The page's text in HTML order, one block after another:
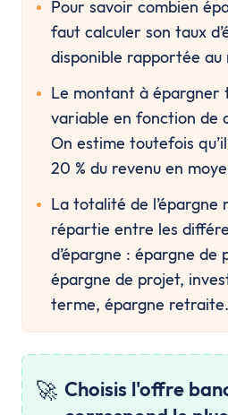
Pour savoir combien
faut calculer son taux
disponible rapportée au
Le montant à épargner
variable en fonction de
On estime toutefois
20 % du revenu en
La totalité de l’épargne
répartie entre les
d’épargne : épargne de
épargne de projet,
terme, épargne retraite.
🚀 Choisis l'offre